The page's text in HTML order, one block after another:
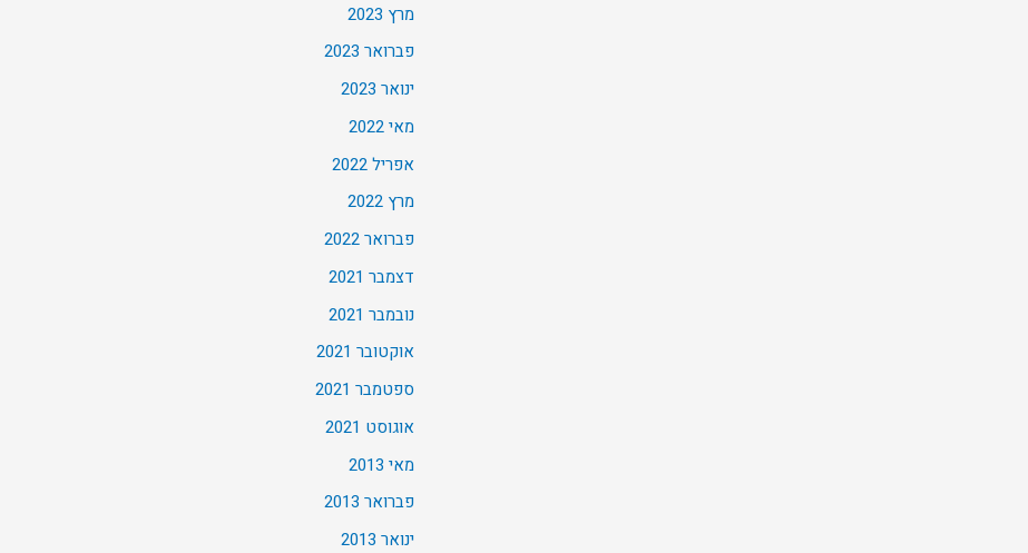
מרץ 2023
פברואר 2023
ינואר 2023
מאי 2022
אפריל 2022
מרץ 2022
פברואר 2022
דצמבר 2021
נובמבר 2021
אוקטובר 2021
ספטמבר 2021
אוגוסט 2021
מאי 2013
פברואר 2013
ינואר 2013